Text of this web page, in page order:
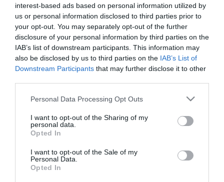
interest-based ads based on personal information utilized by
us or personal information disclosed to third parties prior to
your opt-out. You may separately opt-out of the further
disclosure of your personal information by third parties on the
IAB’s list of downstream participants. This information may
also be disclosed by us to third parties on the IAB’s List of
Downstream Participants that may further disclose it to other
Please note that this website/app uses one or more Google
not limited to your visit or usage behaviour. You may click to
grant or deny consent to Google and its third-party tags to
use your data for below specified purposes in below Google
consent section.
Personal Data Processing Opt Outs
I want to opt-out of the Sharing of my
personal data.
Opted In
I want to opt-out of the Sale of my
Personal Data.
Opted In